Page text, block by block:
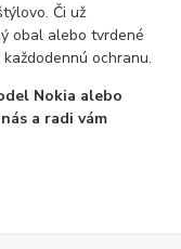
Či už
obal alebo tvrdené
ochranu.
Nokia alebo
a radi vám